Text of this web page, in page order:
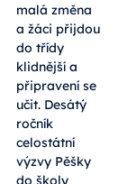
malá změna
a žáci přijdou
do třídy
klidnější a
připravení se
učit. Desátý
ročník
celostátní
výzvy Pěšky
do školy